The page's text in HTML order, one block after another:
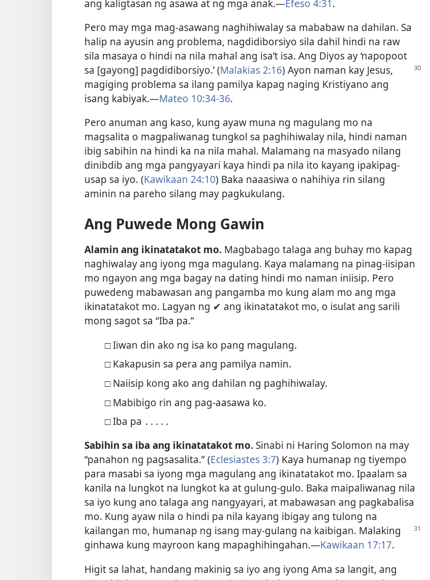
ang kaligtasan ng asawa at ng mga anak.​—Efeso 4:31.
Pero may mga mag-asawang naghihiwalay sa mababaw na dahilan. Sa
halip na ayusin ang problema, nagdidiborsiyo sila dahil hindi na raw
sila masaya o hindi na nila mahal ang isa’t isa. Ang Diyos ay ‘napopoot
sa [gayong] pagdidiborsiyo.’(Malakias 2:16) Ayon naman kay Jesus,
magiging problema sa ilang pamilya kapag naging Kristiyano ang
isang kabiyak.​—Mateo 10:34-36.
Pero anuman ang kaso, kung ayaw muna ng magulang mo na
magsalita o magpaliwanag tungkol sa paghihiwalay nila, hindi naman
ibig sabihin na hindi ka na nila mahal. Malamang na masyado nilang
dinibdib ang mga pangyayari kaya hindi pa nila ito kayang ipakipag-
usap sa iyo. (Kawikaan 24:10) Baka naaasiwa o nahihiya rin silang
aminin na pareho silang may pagkukulang.
Ang Puwede Mong Gawin
Alamin ang ikinatatakot mo. Magbabago talaga ang buhay mo kapag
naghiwalay ang iyong mga magulang. Kaya malamang na pinag-iisipan
mo ngayon ang mga bagay na dating hindi mo naman iniisip. Pero
puwedeng mabawasan ang pangamba mo kung alam mo ang mga
ikinatatakot mo. Lagyan ng ✔ ang ikinatatakot mo, o isulat ang sarili
mong sagot sa “Iba pa.”
□ Iiwan din ako ng isa ko pang magulang.
□ Kakapusin sa pera ang pamilya namin.
□ Naiisip kong ako ang dahilan ng paghihiwalay.
□ Mabibigo rin ang pag-aasawa ko.
□ Iba pa ․․․․․
Sabihin sa iba ang ikinatatakot mo. Sinabi ni Haring Solomon na may
“panahon ng pagsasalita.” (Eclesiastes 3:7) Kaya humanap ng tiyempo
para masabi sa iyong mga magulang ang ikinatatakot mo. Ipaalam sa
kanila na lungkot na lungkot ka at gulung-gulo. Baka maipaliwanag nila
sa iyo kung ano talaga ang nangyayari, at mabawasan ang pagkabalisa
mo. Kung ayaw nila o hindi pa nila kayang ibigay ang tulong na
kailangan mo, humanap ng isang may-gulang na kaibigan. Malaking
ginhawa kung mayroon kang mapaghihingahan.​—Kawikaan 17:17.
Higit sa lahat, handang makinig sa iyo ang iyong Ama sa langit, ang